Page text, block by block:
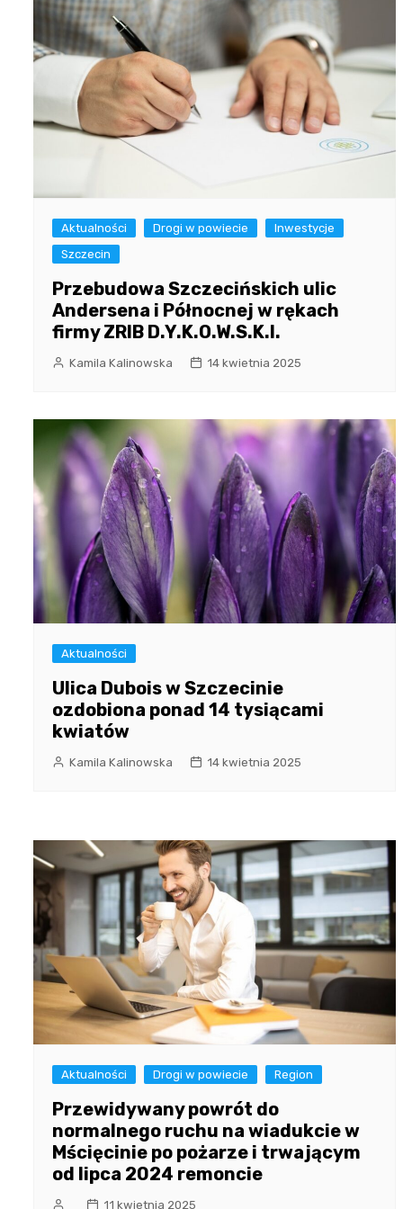
Aktualności Drogi w powiecie
Inwestycje
Szczecin
Przebudowa Szczecińskich ulic
Andersena i Północnej w rękach
firmy ZRIB D.Y.K.O.W.S.K.I.
Kamila Kalinowska 14 kwietnia 2025
Aktualności
Ulica Dubois w Szczecinie
ozdobiona ponad 14 tysiącami
kwiatów
Kamila Kalinowska 14 kwietnia 2025
Aktualności Drogi w powiecie Region
Przewidywany powrót do
normalnego ruchu na wiadukcie w
Mścięcinie po pożarze i trwającym
od lipca 2024 remoncie
11 kwietnia 2025